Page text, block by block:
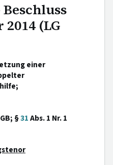
Beschluss
(LG
einer
§31Abs. 1 Nr. 1